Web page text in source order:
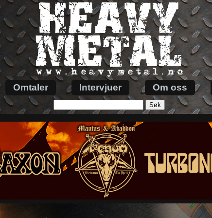
Omtaler Intervjuer Om oss
etter: